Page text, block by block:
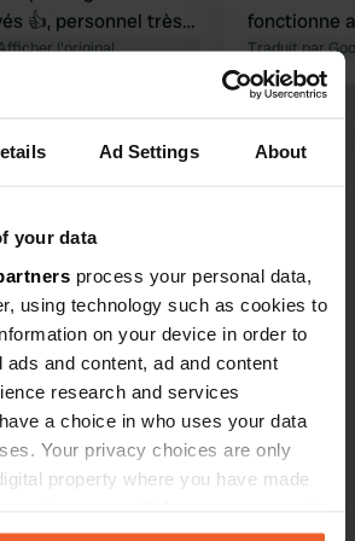
Ad Settings About
your data
process your personal data,
using technology such as cookies to
on your device in order to
and content, ad and content
research and services
a choice in who uses your data
Your privacy choices are only
property where you have made
Declaration or by clicking on
👍, personnel très
et agréable !
l'original
fonctionne
monnaie,
que vous
vous
propre et
baignade
Traduit par
Copie